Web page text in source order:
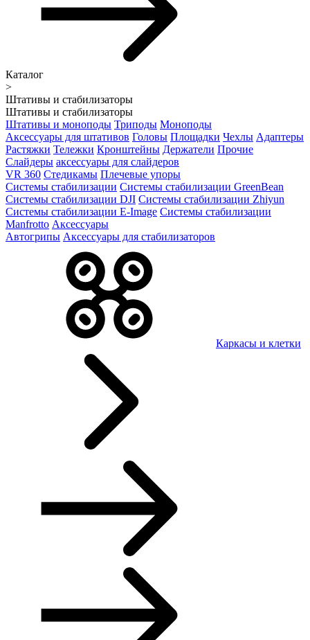
Каталог
>
Штативы и стабилизаторы
Штативы и стабилизаторы
Штативы и моноподы Триподы Моноподы
Аксессуары для штативов Головы Площадки Чехлы Адаптеры
Растяжки Тележки Кронштейны Держатели Прочие
Слайдеры аксессуары для слайдеров
VR 360 Стедикамы Плечевые упоры
Системы стабилизации Системы стабилизации GreenBean
Системы стабилизации DJI Системы стабилизации Zhiyun
Системы стабилизации E-Image Системы стабилизации
Manfrotto Аксессуары
Автогрипы Аксессуары для стабилизаторов
Каркасы и клетки